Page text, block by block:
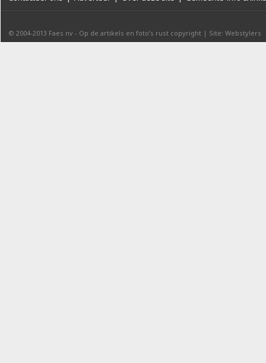
© 2004-2013 Faes nv - Op de artikels en foto’s rust copyright | Site: Webstylers